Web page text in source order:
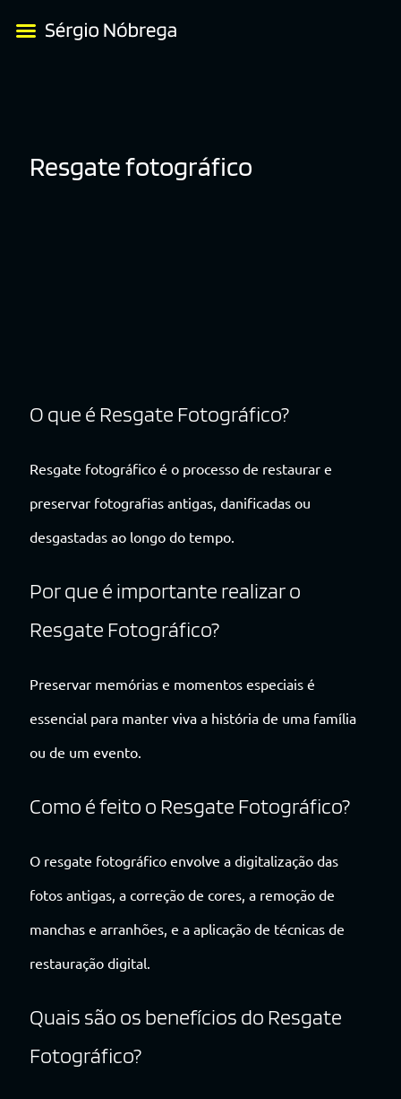
Resgate fotográfico
O que é Resgate Fotográfico?
Resgate fotográfico é o processo de restaurar e
preservar fotografias antigas, danificadas ou
desgastadas ao longo do tempo.
Por que é importante realizar o
Resgate Fotográfico?
Preservar memórias e momentos especiais é
essencial para manter viva a história de uma família
ou de um evento.
Como é feito o Resgate Fotográfico?
O resgate fotográfico envolve a digitalização das
fotos antigas, a correção de cores, a remoção de
manchas e arranhões, e a aplicação de técnicas de
restauração digital.
Quais são os benefícios do Resgate
Fotográfico?